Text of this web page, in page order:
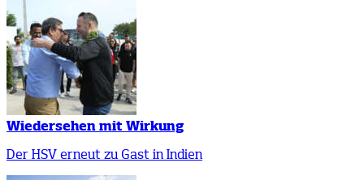
Wiedersehen mit Wirkung
Der HSV erneut zu Gast in Indien